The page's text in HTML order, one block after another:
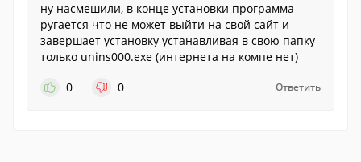
ну насмешили, в конце установки программа
ругается что не может выйти на свой сайт и
завершает установку устанавливая в свою папку
только unins000.exe (интернета на компе нет)
0
0 Ответить